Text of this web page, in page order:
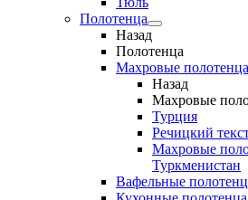
Полотенца
Назад
Полотенца
Махровые полотенца
Назад
Махровые
Турция
Речицкий
Махровые
Туркменистан
Вафельные